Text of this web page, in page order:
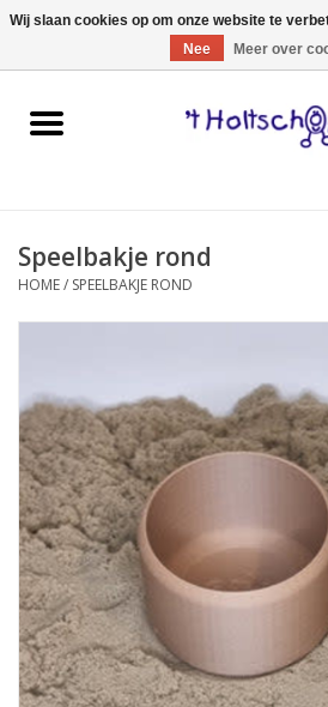
Home
spellen
onderweg
hebbedingen
kinderkamer
eten & drinken
knuffels
Speelbakje rond
HOME/ SPEELBAKJE ROND
Wij slaan cookies op om onze website te
Nee
Meer over